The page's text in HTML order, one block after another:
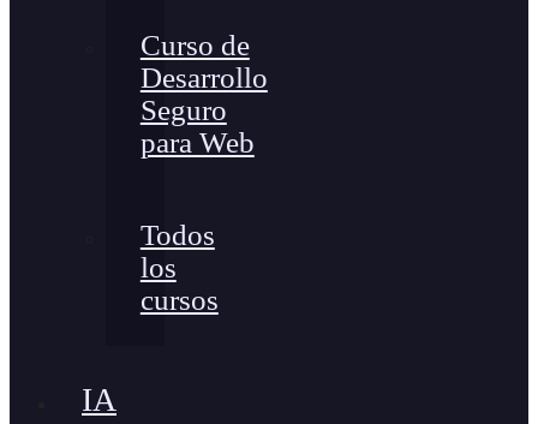
Curso de
Desarrollo
Seguro
para Web
Todos
los
cursos
IA